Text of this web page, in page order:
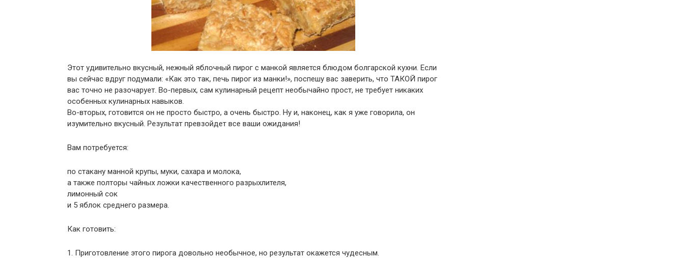
Этот удивительно вкусный, нежный яблочный пирог с манкой является блюдом болгарской кухни. Если
вы сейчас вдруг подумали: «Как это так, печь пирог из манки!», поспешу вас заверить, что ТАКОЙ пирог
вас точно не разочарует. Во-первых, сам кулинарный рецепт необычайно прост, не требует никаких
особенных кулинарных навыков.
Во-вторых, готовится он не просто быстро, а очень быстро. Ну и, наконец, как я уже говорила, он
изумительно вкусный. Результат превзойдет все ваши ожидания!
Вам потребуется:
по стакану манной крупы, муки, сахара и молока,
а также полторы чайных ложки качественного разрыхлителя,
лимонный сок
и 5 яблок среднего размера.
Как готовить:
1. Приготовление этого пирога довольно необычное, но результат окажется чудесным.